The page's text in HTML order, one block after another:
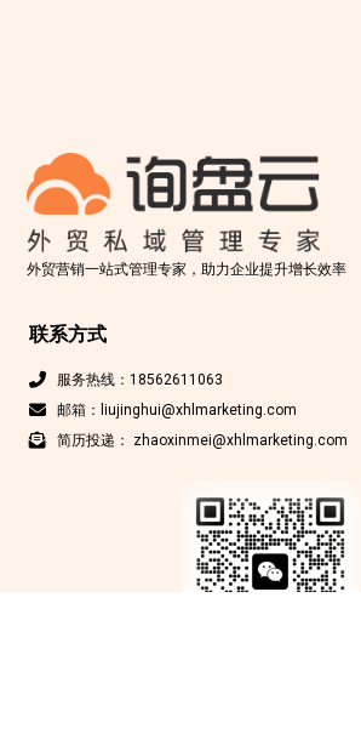
外贸营销一站式管理专家，助力企业提升增长效率
联系方式
服务热线：18562611063
邮箱：liujinghui@xhlmarketing.com
简历投递： zhaoxinmei@xhlmarketing.com